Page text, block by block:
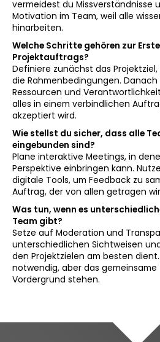
vermeidest du Missverständnisse
Motivation im Team, weil alle
hinarbeiten.
Welche Schritte gehören zur
Projektauftrags?
Definiere zunächst das
die Rahmenbedingungen.
Ressourcen und
alles in einem verbindlichen
akzeptiert wird.
Wie stellst du sicher, dass alle
eingebunden sind?
Plane interaktive Meetings, in
Perspektive einbringen kann.
digitale Tools, um Feedback zu
Auftrag, der von allen getragen
Was tun, wenn es
Team gibt?
Setze auf Moderation und
unterschiedlichen Sichtweisen
den Projektzielen am besten
notwendig, aber das gemeinsame
Vordergrund stehen.